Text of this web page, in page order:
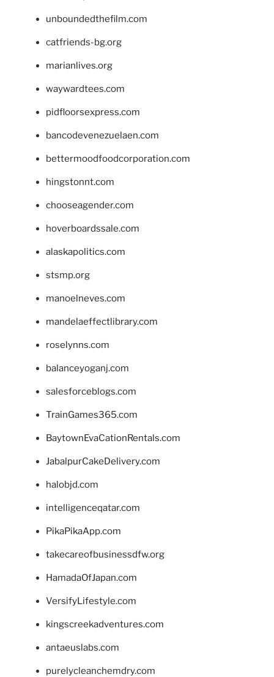
unboundedthefilm.com
catfriends-bg.org
marianlives.org
waywardtees.com
pidfloorsexpress.com
bancodevenezuelaen.com
bettermoodfoodcorporation.com
hingstonnt.com
chooseagender.com
hoverboardssale.com
alaskapolitics.com
stsmp.org
manoelneves.com
mandelaeffectlibrary.com
roselynns.com
balanceyoganj.com
salesforceblogs.com
TrainGames365.com
BaytownEvaCationRentals.com
JabalpurCakeDelivery.com
halobjd.com
intelligenceqatar.com
PikaPikaApp.com
takecareofbusinessdfw.org
HamadaOfJapan.com
VersifyLifestyle.com
kingscreekadventures.com
antaeuslabs.com
purelycleanchemdry.com